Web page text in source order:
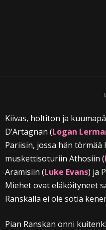
Kiivas, holtiton ja
D’Artagnan (Logan
Pariisin, jossa hän
muskettisoturiin Athosiin (
Aramisiin (Luke Evans) ja
Miehet ovat eläköityneet
Ranskalla ei ole sotia
Pian Ranskan onni